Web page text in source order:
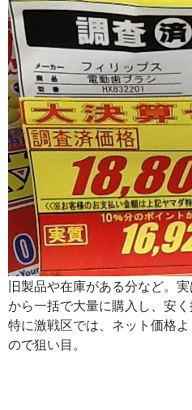
旧製品や在庫がある分など。
から一括で大量に購入し、安く
特に激戦区では、ネット価格
ので狙い目。